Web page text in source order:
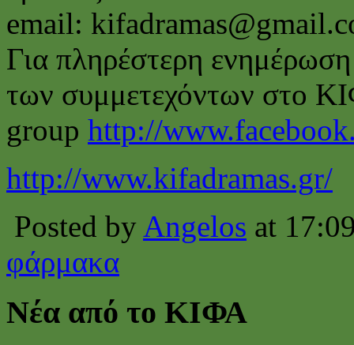
email:
Για πληρέστερη ενημέρωση
των συμμετεχόντων στο
group http://
http://www.kifadramas.gr/
Posted by Angelos at
φάρμακα
Νέα από το ΚΙΦΑ